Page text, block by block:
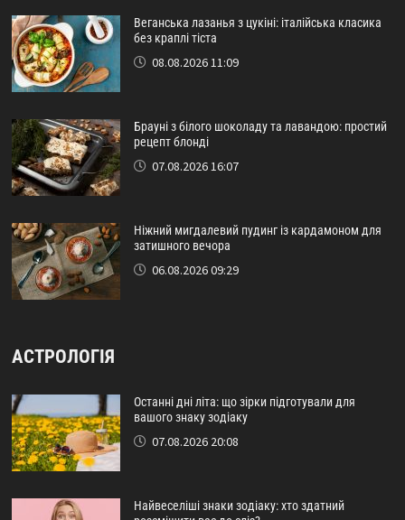
Веганська лазанья з цукіні: італійська класика
без краплі тіста
08.08.2026 11:09
Брауні з білого шоколаду та лавандою: простий
рецепт блонді
07.08.2026 16:07
Ніжний мигдалевий пудинг із кардамоном для
затишного вечора
06.08.2026 09:29
АСТРОЛОГІЯ
Останні дні літа: що зірки підготували для
вашого знаку зодіаку
07.08.2026 20:08
Найвеселіші знаки зодіаку: хто здатний